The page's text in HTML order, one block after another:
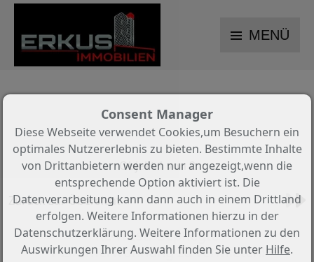
MENÜ
Objekt 1 von 2
Zurück zur Übersicht
KL-West: Gepflegte
1‑Zimmerwohnung zu vermieten!
Consent Manager
Diese Webseite verwendet Cookies,um Besuchern ein
optimales Nutzererlebnis zu bieten. Bestimmte Inhalte
von Drittanbietern werden nur angezeigt,wenn die
entsprechende Option aktiviert ist. Die
Datenverarbeitung kann dann auch in einem Drittland
erfolgen. Weitere Informationen hierzu in der
Datenschutzerklärung. Weitere Informationen zu den
Auswirkungen Ihrer Auswahl finden Sie unter Hilfe.